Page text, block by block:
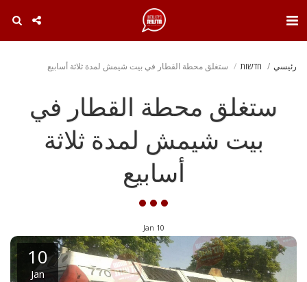
رئيسي חדשות ستغلق محطة القطار في بيت شيمش لمدة ثلاثة أسابيع
ستغلق محطة القطار في
بيت شيمش لمدة ثلاثة
أسابيع
10
Jan
10
Jan